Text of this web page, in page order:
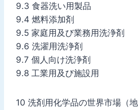
9.3 食器洗い用製品
9.4 燃料添加剤
9.5 家庭用及び業務用洗浄剤
9.6 洗濯用洗浄剤
9.7 個人向け洗浄剤
9.8 工業用及び施設用
10 洗剤用化学品の世界市場（